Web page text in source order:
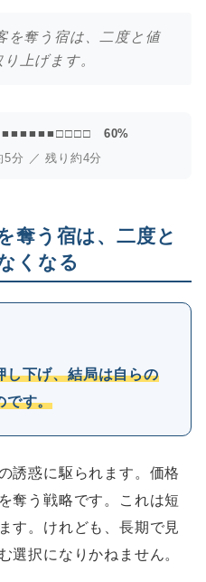
を奪う宿は、二度と値
上げます。
■■■■■■□□□□
60%
5分 ／ 残り約4分
奪う宿は、二度と
くなる
し下げ、結局は自らの
です。
誘惑に駆られます。価格
奪う戦略です。これは短
す。けれども、長期で見
選択になりかねません。